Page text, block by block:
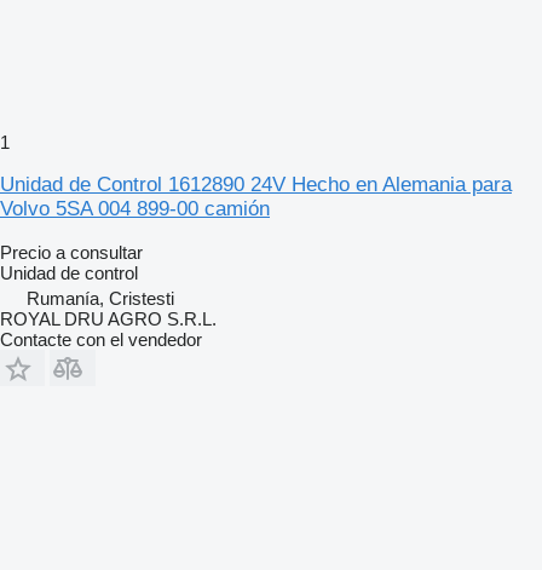
1
Unidad de Control 1612890 24V Hecho en Alemania para
Volvo 5SA 004 899-00 camión
Precio a consultar
Unidad de control
Rumanía, Cristesti
ROYAL DRU AGRO S.R.L.
Contacte con el vendedor